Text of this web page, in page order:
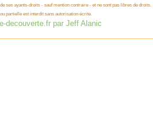
ses ayants-droits - sauf mention contraire - et ne sont pas libres de droits.
partielle est interdit sans autorisation écrite.
decouverte.fr par Jeff Alanic